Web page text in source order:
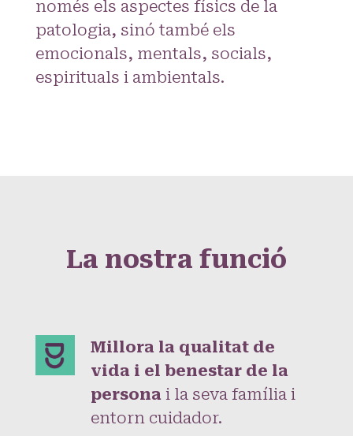
només els aspectes físics de la
patologia, sinó també els
emocionals, mentals, socials,
espirituals i ambientals.
La nostra funció
Millora la qualitat de
vida i el benestar de la
personai la seva família i
entorn cuidador.